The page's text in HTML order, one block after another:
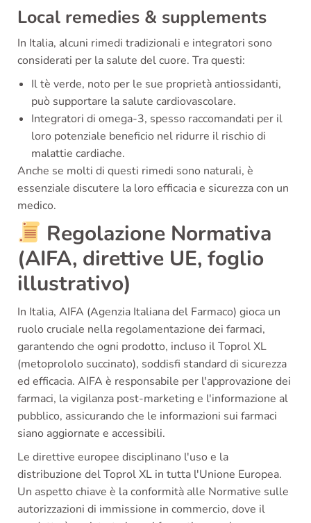
Local remedies & supplements
In Italia, alcuni rimedi tradizionali e integratori sono
considerati per la salute del cuore. Tra questi:
Il tè verde, noto per le sue proprietà antiossidanti,
può supportare la salute cardiovascolare.
Integratori di omega-3, spesso raccomandati per il
loro potenziale beneficio nel ridurre il rischio di
malattie cardiache.
Anche se molti di questi rimedi sono naturali, è
essenziale discutere la loro efficacia e sicurezza con un
medico.
Regolazione Normativa
(AIFA, direttive UE, foglio
illustrativo)
In Italia, AIFA (Agenzia Italiana del Farmaco) gioca un
ruolo cruciale nella regolamentazione dei farmaci,
garantendo che ogni prodotto, incluso il Toprol XL
(metoprololo succinato), soddisfi standard di sicurezza
ed efficacia. AIFA è responsabile per l'approvazione dei
farmaci, la vigilanza post-marketing e l'informazione al
pubblico, assicurando che le informazioni sui farmaci
siano aggiornate e accessibili.
Le direttive europee disciplinano l'uso e la
distribuzione del Toprol XL in tutta l'Unione Europea.
Un aspetto chiave è la conformità alle Normative sulle
autorizzazioni di immissione in commercio, dove il